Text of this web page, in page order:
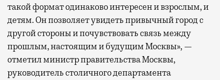
такой формат одинаково интересен и взрослым, и
детям. Он позволяет увидеть привычный город с
другой стороны и почувствовать связь между
прошлым, настоящим и будущим Москвы», —
отметил министр правительства Москвы,
руководитель столичного департамента